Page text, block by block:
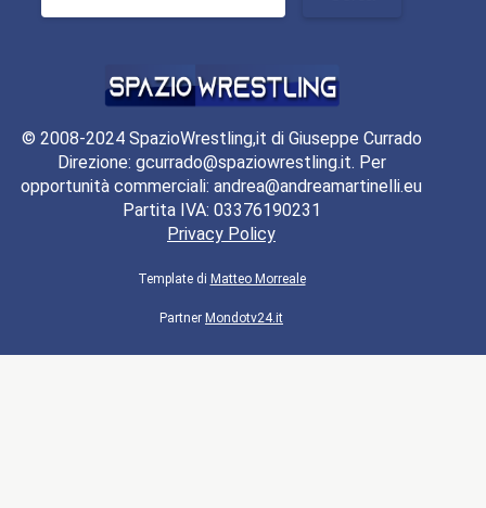
© 2008-2024 SpazioWrestling,it di Giuseppe Currado
Direzione: gcurrado@spaziowrestling.it. Per
opportunità commerciali: andrea@andreamartinelli.eu
Partita IVA: 03376190231
Privacy Policy
Template di Matteo Morreale
Partner Mondotv24.it